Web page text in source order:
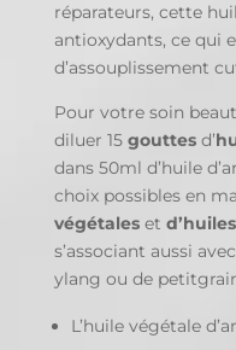
réparateurs, cette
antioxydants, ce qui
d’assouplissement
Pour votre soin
diluer 15 gouttes d’
dans 50ml d’huile
choix possibles en
végétaleset
s’associant aussi
ylang ou de
L’huile végétale